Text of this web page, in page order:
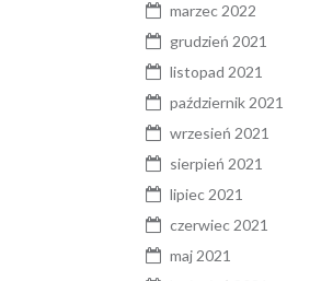
marzec 2022
grudzień 2021
listopad 2021
październik 2021
wrzesień 2021
sierpień 2021
lipiec 2021
czerwiec 2021
maj 2021